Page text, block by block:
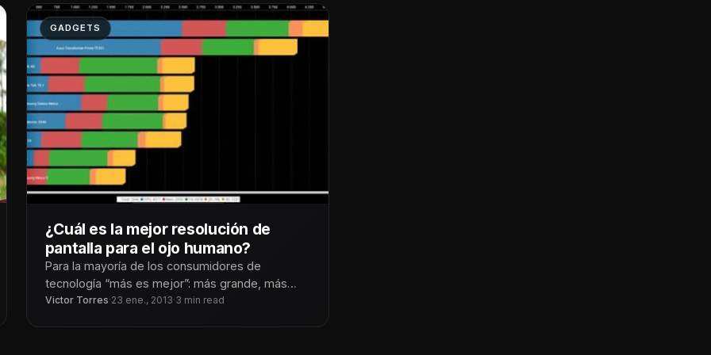
GADGETS
¿Cuál es la mejor resolución de
pantalla para el ojo humano?
Para la mayoría de los consumidores de
tecnología “más es mejor”: más grande, más
pequeño, más rápido, más caro, más
Victor Torres·23 ene., 2013·3 min read